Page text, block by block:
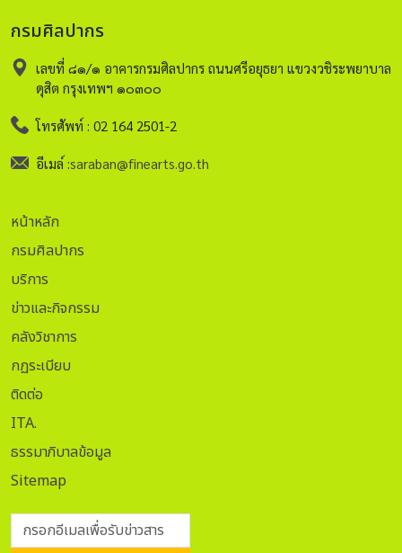
กรมศิลปากร
เลขที่ ๘๑/๑ อาคารกรมศิลปากร ถนนศรีอยุธยา แขวงวชิระพยาบาล
ดุสิต กรุงเทพฯ ๑๐๓๐๐
โทรศัพท์ : 02 164 2501-2
อีเมล์ :saraban@finearts.go.th
หน้าหลัก
กรมศิลปากร
บริการ
ข่าวและกิจกรรม
คลังวิชาการ
กฏระเบียบ
ติดต่อ
ITA.
ธรรมาภิบาลข้อมูล
Sitemap
กรอกอีเมลเพื่อรับข่าวสาร